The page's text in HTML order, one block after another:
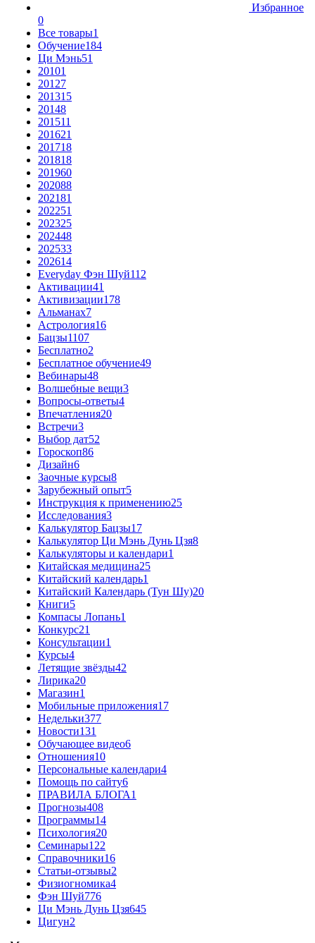
Избранное
0
Все товары1
Обучение184
Ци Мэнь51
20101
20127
201315
20148
201511
201621
201718
201818
201960
202088
202181
202251
202325
202448
202533
202614
Everyday Фэн Шуй112
Активации41
Активизации178
Альманах7
Астрология16
Бацзы1107
Бесплатно2
Бесплатное обучение49
Вебинары48
Волшебные вещи3
Вопросы-ответы4
Впечатления20
Встречи3
Выбор дат52
Гороскоп86
Дизайн6
Заочные курсы8
Зарубежный опыт5
Инструкция к применению25
Исследования3
Калькулятор Бацзы17
Калькулятор Ци Мэнь Дунь Цзя8
Калькуляторы и календари1
Китайская медицина25
Китайский календарь1
Китайский Календарь (Тун Шу)20
Книги5
Компасы Лопань1
Конкурс21
Консультации1
Курсы4
Летящие звёзды42
Лирика20
Магазин1
Мобильные приложения17
Недельки377
Новости131
Обучающее видео6
Отношения10
Персональные календари4
Помощь по сайту6
ПРАВИЛА БЛОГА1
Прогнозы408
Программы14
Психология20
Семинары122
Справочники16
Статьи-отзывы2
Физиогномика4
Фэн Шуй776
Ци Мэнь Дунь Цзя645
Цигун2